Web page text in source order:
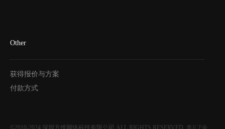
Other
获得报价与方案
付款方式
©2010-2024 深圳方维网络科技有限公司 ALL RIGHTS RESERVED. 粤ICP备